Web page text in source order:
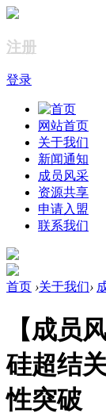
注册
登录
网站首页
关于我们
新闻通知
成员风采
资源共享
申请入盟
联系我们
首页 ›关于我们›
【成员
硅超结
性突破